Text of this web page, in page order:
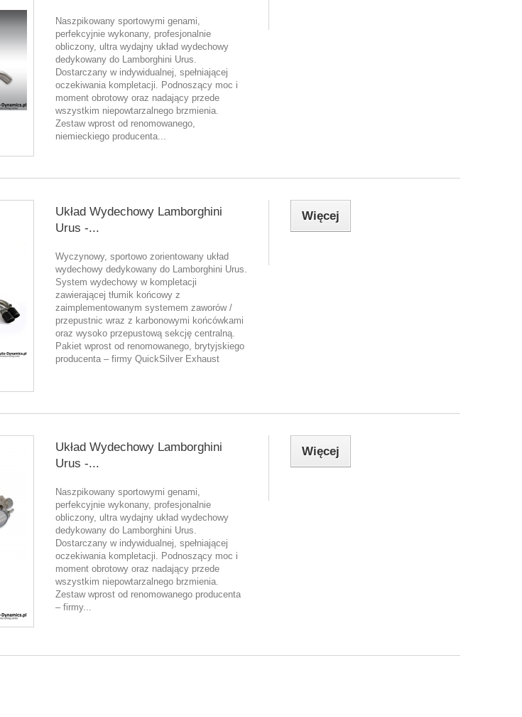
Naszpikowany sportowymi genami,
perfekcyjnie wykonany, profesjonalnie
obliczony, ultra wydajny układ wydechowy
dedykowany do Lamborghini Urus.
Dostarczany w indywidualnej, spełniającej
oczekiwania kompletacji. Podnoszący moc i
moment obrotowy oraz nadający przede
wszystkim niepowtarzalnego brzmienia.
Zestaw wprost od renomowanego,
niemieckiego producenta...
Układ Wydechowy Lamborghini
Urus -...
Wyczynowy, sportowo zorientowany układ
wydechowy dedykowany do Lamborghini Urus.
System wydechowy w kompletacji
zawierającej tłumik końcowy z
zaimplementowanym systemem zaworów /
przepustnic wraz z karbonowymi końcówkami
oraz wysoko przepustową sekcję centralną.
Pakiet wprost od renomowanego, brytyjskiego
producenta – firmy QuickSilver Exhaust
Więcej
Układ Wydechowy Lamborghini
Urus -...
Naszpikowany sportowymi genami,
perfekcyjnie wykonany, profesjonalnie
obliczony, ultra wydajny układ wydechowy
dedykowany do Lamborghini Urus.
Dostarczany w indywidualnej, spełniającej
oczekiwania kompletacji. Podnoszący moc i
moment obrotowy oraz nadający przede
wszystkim niepowtarzalnego brzmienia.
Zestaw wprost od renomowanego producenta
– firmy...
Więcej